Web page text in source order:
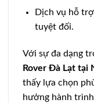
Dịch vụ hỗ
tuyệt đối.
Với sự đa dạng
Rover Đà Lạt tại
thấy lựa chọn
hưởng hành